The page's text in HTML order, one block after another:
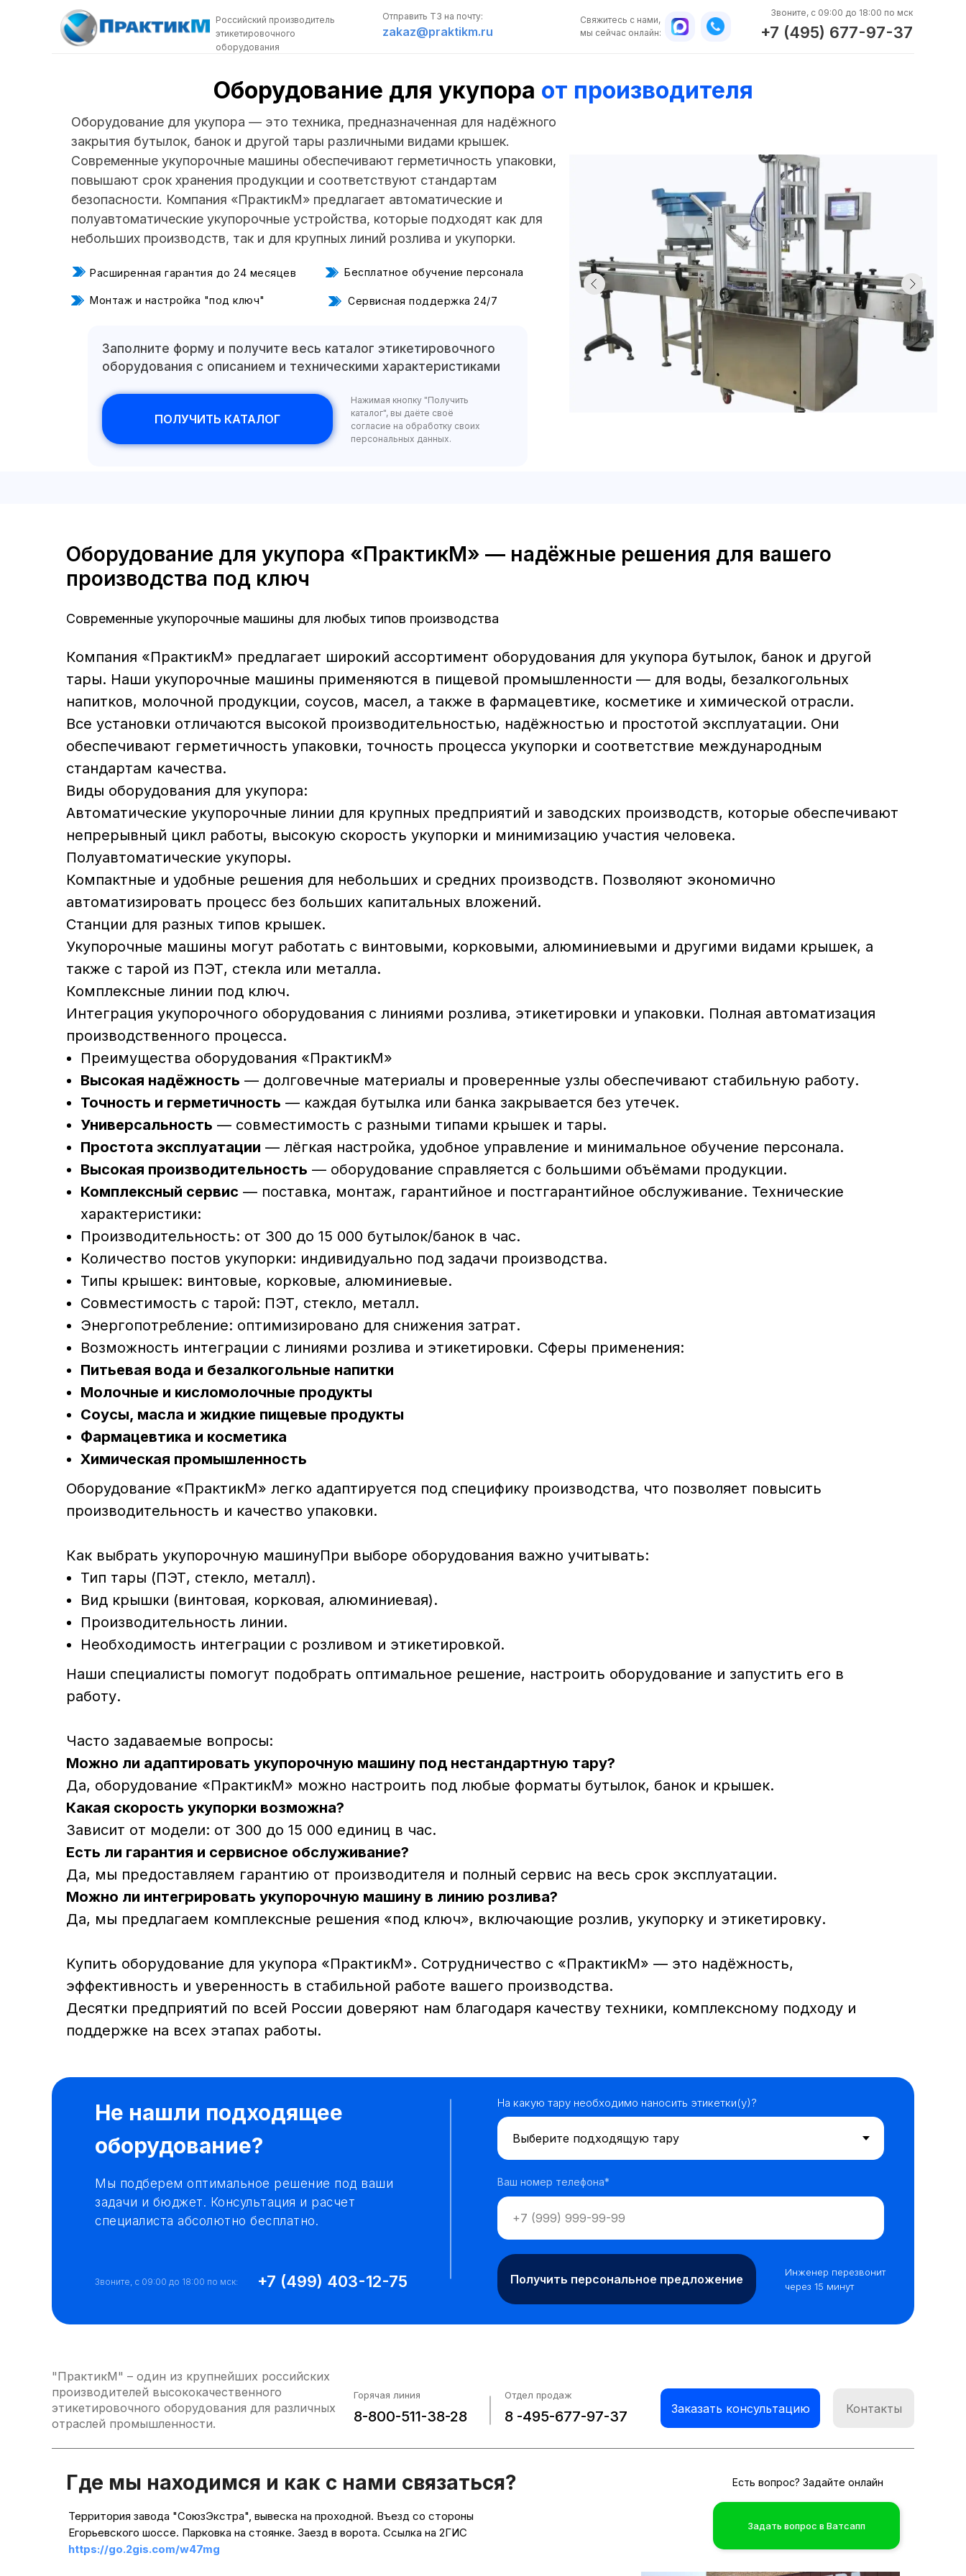
Российский производитель
этикетировочного
оборудования
zakaz@praktikm.ru
Звоните, с 09:00 до 18:00 по мск
+7 (495) 677-97-37
Задать вопрос в WhatsApp
Отправить ТЗ на почту:
Свяжитесь с нами,
мы сейчас онлайн:
Оборудование для укупора от производителя
Расширенная гарантия до 24 месяцев Бесплатное обучение персонала
Сервисная поддержка 24/7
Монтаж и настройка "под ключ"
Оборудование для укупора — это техника, предназначенная для надёжного
закрытия бутылок, банок и другой тары различными видами крышек.
Современные укупорочные машины обеспечивают герметичность упаковки,
повышают срок хранения продукции и соответствуют стандартам
безопасности. Компания «ПрактикМ» предлагает автоматические и
полуавтоматические укупорочные устройства, которые подходят как для
небольших производств, так и для крупных линий розлива и укупорки.
ПОЛУЧИТЬ КАТАЛОГ
Заполните форму и получите весь каталог этикетировочного
оборудования с описанием и техническими характеристиками
Нажимая кнопку "Получить
каталог", вы даёте своё
согласие на обработку своих
персональных данных.
Оборудование для укупора «ПрактикМ» — надёжные решения для вашего
производства под ключ
Современные укупорочные машины для любых типов производства
Компания «ПрактикМ» предлагает широкий ассортимент оборудования для укупора бутылок, банок и другой
тары. Наши укупорочные машины применяются в пищевой промышленности — для воды, безалкогольных
напитков, молочной продукции, соусов, масел, а также в фармацевтике, косметике и химической отрасли.
Все установки отличаются высокой производительностью, надёжностью и простотой эксплуатации. Они
обеспечивают герметичность упаковки, точность процесса укупорки и соответствие международным
стандартам качества.
Виды оборудования для укупора:
Автоматические укупорочные линии для крупных предприятий и заводских производств, которые обеспечивают
непрерывный цикл работы, высокую скорость укупорки и минимизацию участия человека.
Полуавтоматические укупоры.
Компактные и удобные решения для небольших и средних производств. Позволяют экономично
автоматизировать процесс без больших капитальных вложений.
Станции для разных типов крышек.
Укупорочные машины могут работать с винтовыми, корковыми, алюминиевыми и другими видами крышек, а
также с тарой из ПЭТ, стекла или металла.
Комплексные линии под ключ.
Интеграция укупорочного оборудования с линиями розлива, этикетировки и упаковки. Полная автоматизация
производственного процесса.
Преимущества оборудования «ПрактикМ»
Высокая надёжность — долговечные материалы и проверенные узлы обеспечивают стабильную работу.
Точность и герметичность — каждая бутылка или банка закрывается без утечек.
Универсальность — совместимость с разными типами крышек и тары.
Простота эксплуатации — лёгкая настройка, удобное управление и минимальное обучение персонала.
Высокая производительность — оборудование справляется с большими объёмами продукции.
Комплексный сервис — поставка, монтаж, гарантийное и постгарантийное обслуживание. Технические
характеристики:
Производительность: от 300 до 15 000 бутылок/банок в час.
Количество постов укупорки: индивидуально под задачи производства.
Типы крышек: винтовые, корковые, алюминиевые.
Совместимость с тарой: ПЭТ, стекло, металл.
Энергопотребление: оптимизировано для снижения затрат.
Возможность интеграции с линиями розлива и этикетировки. Сферы применения:
Питьевая вода и безалкогольные напитки
Молочные и кисломолочные продукты
Соусы, масла и жидкие пищевые продукты
Фармацевтика и косметика
Химическая промышленность
Оборудование «ПрактикМ» легко адаптируется под специфику производства, что позволяет повысить
производительность и качество упаковки.
Как выбрать укупорочную машинуПри выборе оборудования важно учитывать:
Тип тары (ПЭТ, стекло, металл).
Вид крышки (винтовая, корковая, алюминиевая).
Производительность линии.
Необходимость интеграции с розливом и этикетировкой.
Наши специалисты помогут подобрать оптимальное решение, настроить оборудование и запустить его в
работу.
Часто задаваемые вопросы:
Можно ли адаптировать укупорочную машину под нестандартную тару?
Да, оборудование «ПрактикМ» можно настроить под любые форматы бутылок, банок и крышек.
Какая скорость укупорки возможна?
Зависит от модели: от 300 до 15 000 единиц в час.
Есть ли гарантия и сервисное обслуживание?
Да, мы предоставляем гарантию от производителя и полный сервис на весь срок эксплуатации.
Можно ли интегрировать укупорочную машину в линию розлива?
Да, мы предлагаем комплексные решения «под ключ», включающие розлив, укупорку и этикетировку.
Купить оборудование для укупора «ПрактикМ». Сотрудничество с «ПрактикМ» — это надёжность,
эффективность и уверенность в стабильной работе вашего производства.
Десятки предприятий по всей России доверяют нам благодаря качеству техники, комплексному подходу и
поддержке на всех этапах работы.
Не нашли подходящее
оборудование?
Мы подберем оптимальное решение под ваши
задачи и бюджет. Консультация и расчет
специалиста абсолютно бесплатно.
На какую тару необходимо наносить этикетки(у)?
Ваш номер телефона*
Получить персональное предложение
Звоните, с 09:00 до 18:00 по мск: +7 (499) 403-12-75
Инженер перезвонит
через 15 минут
Заказать консультацию Контакты
"ПрактикМ" – один из крупнейших российских
производителей высококачественного
этикетировочного оборудования для различных
отраслей промышленности.
Горячая линия Отдел продаж
8-800-511-38-28 8 -495-677-97-37
Территория завода "СоюзЭкстра", вывеска на проходной. Въезд со стороны
Егорьевского шоссе. Парковка на стоянке. Заезд в ворота. Ссылка на 2ГИС
https://go.2gis.com/w47mg
Есть вопрос? Задайте онлайн
Где мы находимся и как с нами связаться?
Задать вопрос в Ватсапп